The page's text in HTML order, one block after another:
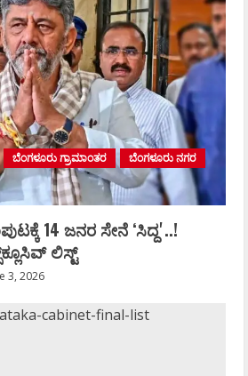
ಬೆಂಗಳೂರು ಗ್ರಾಮಾಂತರ
ಬೆಂಗಳೂರು ನಗರ
14 ಜನರ ಸೇನೆ ʻಸಿದ್ದʼ..!
ಲಿಸ್ಟ್‌
3, 2026